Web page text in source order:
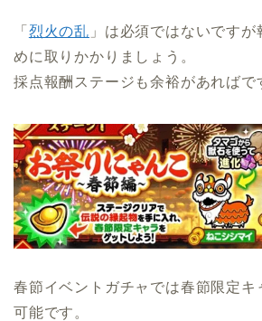
「 烈火の乱 」は必須ではないです
めに取りかかりましょう。
採点報酬ステージも余裕があればで
春節イベントガチャでは春節限定キ
可能です。